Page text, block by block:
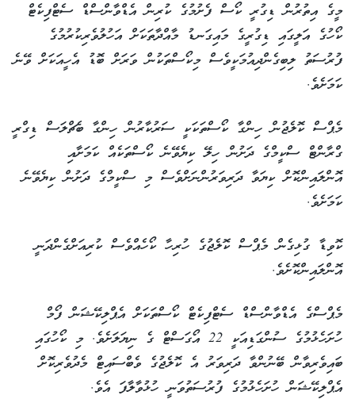
މީގެ އިތުރުން ޑިގުރީ ކޯސް ފެށުމުގެ ކުރިން އެޑްވާންސްޑް ސެޓްފިކެޓް
ކޯހުގެ އަލީގައި ޑިގުރީގެ މައިގަނޑު މާއްދާތަކަށް އަހުލުވެރިކުރުމުގެ
ފުރުސަތު ލިބިގެންދިއުމަކީވެސް މިކޯސްތަކުން ވަރަށް ބޮޑު އެހީއަކަށް ވޭނެ
ކަމަށެވެ.
މެޕްސް ކޮލެޖުން ހިންގާ ކޯސްތަކަކީ ސަރުކާރުން ހިންގާ ބެޗްލަސް ޑިގްރީ
ގްރާންޓް ސްކީމްގެ ދަށުން ހިލޭ ކިޔެވޭނެ ކޯސްތަކެއް ކަމަށާއި
އޮންލައިންކޮށް ކިޔަވާ ދަރިވަރުންނަށްވެސް މި ސްކީމްގެ ދަށުން ކިޔެވޭނެ
ކަމަށެވެ.
ކޮވިޑާ ގުޅިގެން މެޕްސް ކޮލެޖުގެ ހުރިހާ ކޯހެއްވެސް ކުރިއަށްގެންދަނީ
އޮންލައިންކޮށެވެ.
މެޕްސްގެ އެޑްވާންސްޑް ސެޓްފިކެޓް ކޯސްތަކަށް އެޕްލިކޭޝަން ފޯމް
ހުށަހެޅުމުގެ ސުންގަޑިއަކީ 22 އޯގަސްޓް ގެ ނިޔަލަށެވެ. މި ކޯހުގައި
ބައިވެރިވާން ބޭނުންވާ ދަރިވަރު އެ ކޮލެޖުގެ ވެބްސައިޓް މެދުވެރިކޮށް
އެޕްލިކޭޝަން ހުށަހެޅުމުގެ ފުރުސަތުވަނީ ހުޅުވާލާފަ އެވެ.